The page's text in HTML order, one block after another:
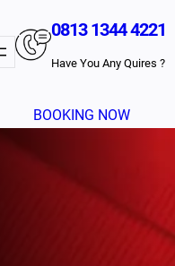
0813 1344 4221
Have You Any Quires ?
BOOKING NOW